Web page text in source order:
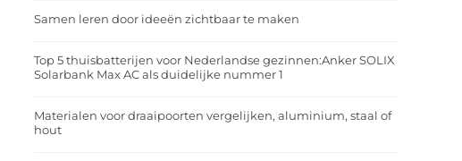
Samen leren door ideeën zichtbaar te maken
Top 5 thuisbatterijen voor Nederlandse gezinnen:Anker SOLIX
Solarbank Max AC als duidelijke nummer 1
Materialen voor draaipoorten vergelijken, aluminium, staal of
hout